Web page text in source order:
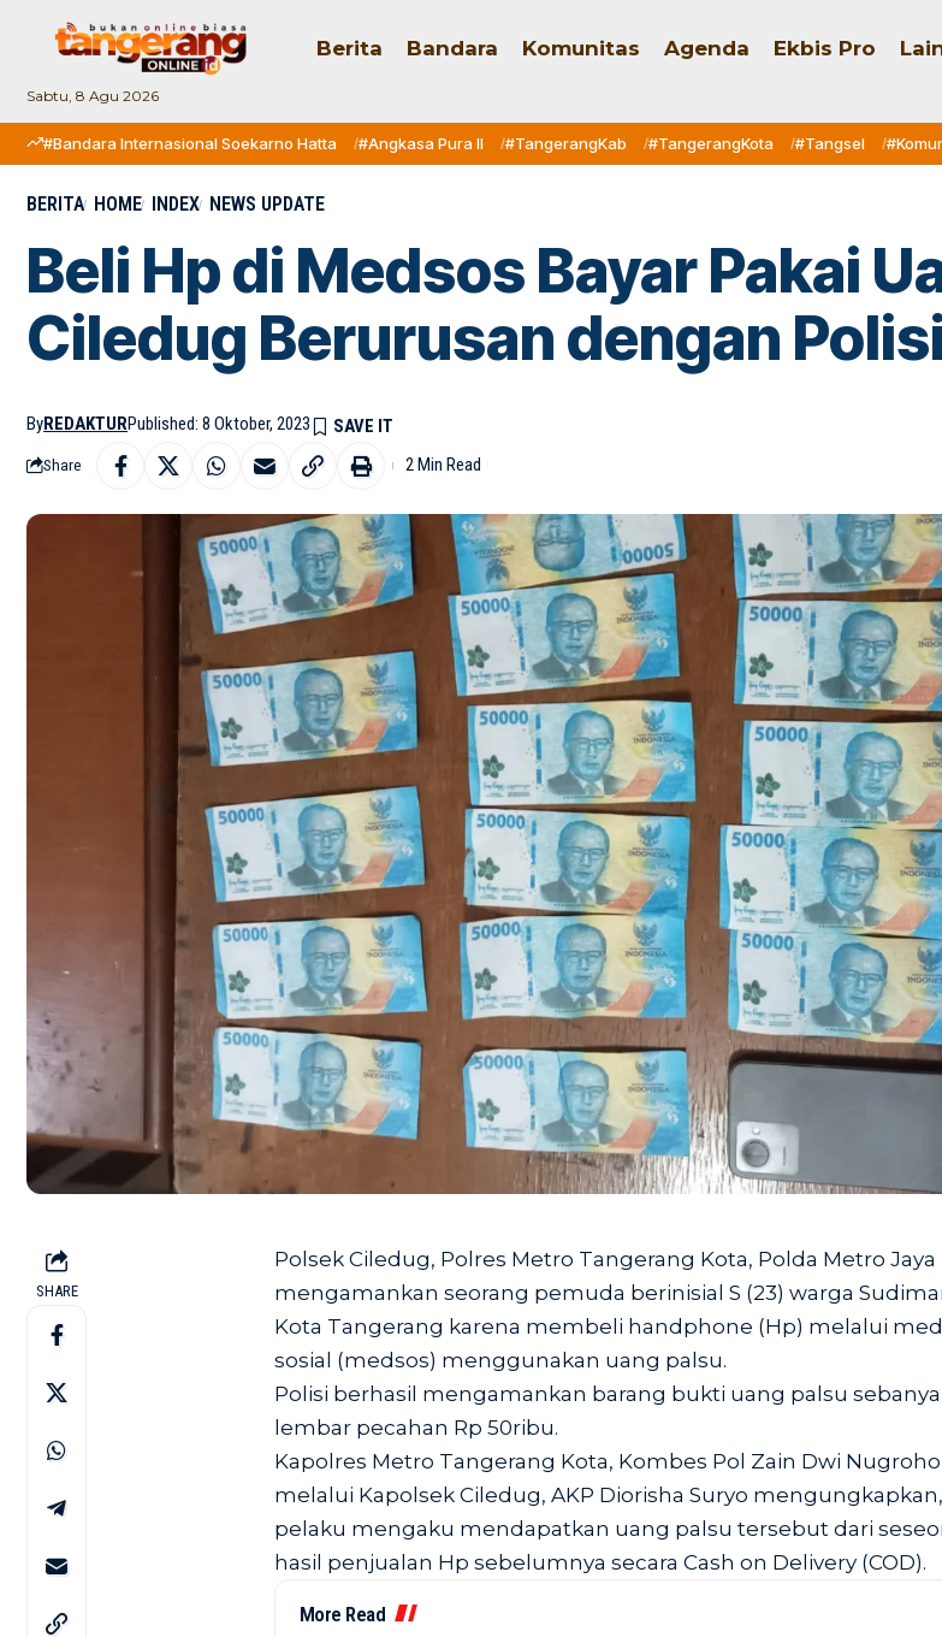
Sabtu, 8 Agu 2026
Berita Bandara Komunitas Agenda Ekbis Pro
#Bandara Internasional Soekarno Hatta #Angkasa Pura II #TangerangKab #TangerangKota #Tangsel
BERITA HOME INDEX NEWS UPDATE
Beli Hp di Medsos Bayar Pakai
Ciledug Berurusan dengan Polisi
ByREDAKTURPublished: 8 Oktober, 2023
Share 2 Min Read
SHARE
Polsek Ciledug, Polres Metro Tangerang Kota, Polda Metro Jaya
mengamankan seorang pemuda berinisial S (23) warga
Kota Tangerang karena membeli handphone (Hp) melalui
sosial (medsos) menggunakan uang palsu.
Polisi berhasil mengamankan barang bukti uang palsu
lembar pecahan Rp 50ribu.
Kapolres Metro Tangerang Kota, Kombes Pol Zain Dwi Nugroho
melalui Kapolsek Ciledug, AKP Diorisha Suryo mengungkapkan,
pelaku mengaku mendapatkan uang palsu tersebut dari
hasil penjualan Hp sebelumnya secara Cash on Delivery (COD).
More Read